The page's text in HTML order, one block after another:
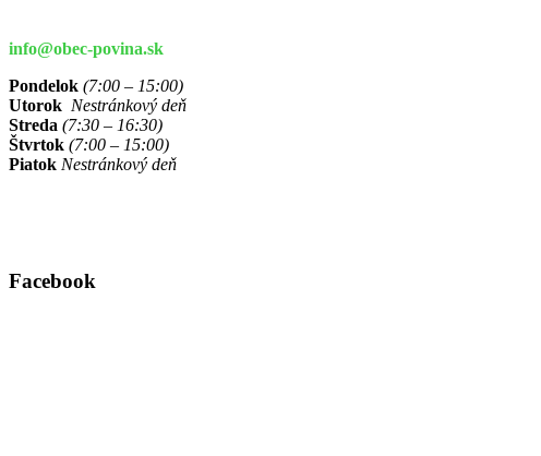
info@obec-povina.sk
Pondelok (7:00 – 15:00)
Utorok Nestránkový deň
Streda (7:30 – 16:30)
Štvrtok (7:00 – 15:00)
Piatok Nestránkový deň
Facebook